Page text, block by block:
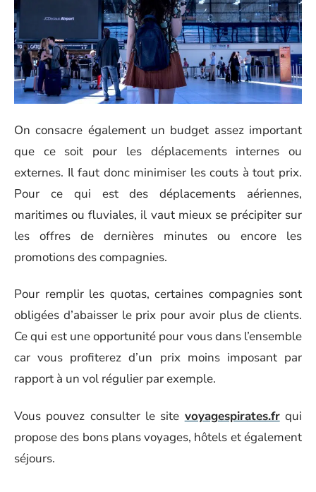
On consacre également un budget assez important
que ce soit pour les déplacements internes ou
externes. Il faut donc minimiser les couts à tout prix.
Pour ce qui est des déplacements aériennes,
maritimes ou fluviales, il vaut mieux se précipiter sur
les offres de dernières minutes ou encore les
promotions des compagnies.
Pour remplir les quotas, certaines compagnies sont
obligées d’abaisser le prix pour avoir plus de clients.
Ce qui est une opportunité pour vous dans l’ensemble
car vous profiterez d’un prix moins imposant par
rapport à un vol régulier par exemple.
Vous pouvez consulter le site voyagespirates.frqui
propose des bons plans voyages, hôtels et également
séjours.